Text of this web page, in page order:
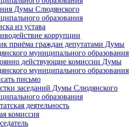
Думы Слюдянского
образования
из устава
коррупции
приёма граждан депутатами Думы
муниципального образования
действующие комиссии Думы
муниципального образования
письмо
заседаний Думы Слюдянского
образования
деятельность
комиссия